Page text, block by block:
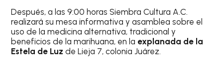
Después, a las 9:00 horas Siembra Cultura A.C.
realizará su mesa informativa y asamblea sobre el
uso de la medicina alternativa, tradicional y
beneficios de la marihuana, en la explanada de la
Estela de Luz de Lieja 7, colonia Juárez.